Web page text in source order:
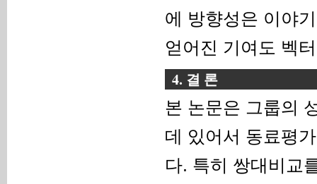
에 방향성은 이야
얻어진 기여도 벡
4. 결 론
본 논문은 그룹의
데 있어서 동료평
다. 특히 쌍대비교